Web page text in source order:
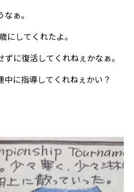
ぁ。
にしてくれたよ。
に復活してくれねぇかなぁ。
に指導してくれねぇかい？